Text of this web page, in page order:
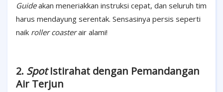
Guideakan meneriakkan instruksi cepat, dan seluruh tim
harus mendayung serentak. Sensasinya persis seperti
naik roller coasterair alami!
2. SpotIstirahat dengan Pemandangan
Air Terjun